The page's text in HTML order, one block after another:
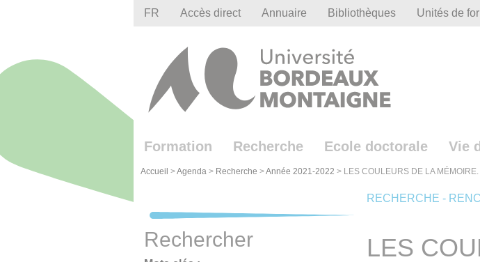
FR Accès direct Annuaire Bibliothèques Unités de
Formation Recherche Ecole doctorale Vie
Accueil >Agenda > Recherche >Année 2021-2022 > LES COULEURS DE LA
RECHERCHE -
LES
Rechercher